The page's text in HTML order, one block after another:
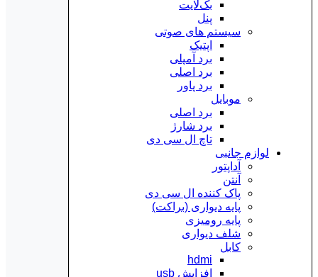
بک‌لایت
پنل
سیستم های صوتی
اپتیک
برد آمپلی
برد اصلی
برد پاور
موبایل
برد اصلی
برد شارژ
تاچ ال سی دی
لوازم جانبی
آداپتور
آنتن
پاک کننده ال سی دی
پایه دیواری (براکت)
پایه رومیزی
شلف دیواری
کابل
hdmi
افزایش usb